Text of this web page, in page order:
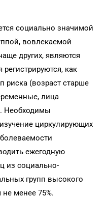
социально значимой
вовлекаемой
других, являются
как
риска (возраст старше
лица
Необходимы
циркулирующих
ежегодную
из социально-
групп высокого
менее 75%.